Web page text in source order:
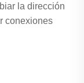
la dirección
conexiones